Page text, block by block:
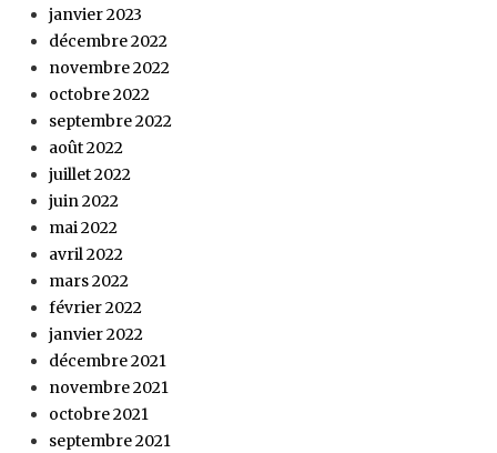
janvier 2023
décembre 2022
novembre 2022
octobre 2022
septembre 2022
août 2022
juillet 2022
juin 2022
mai 2022
avril 2022
mars 2022
février 2022
janvier 2022
décembre 2021
novembre 2021
octobre 2021
septembre 2021